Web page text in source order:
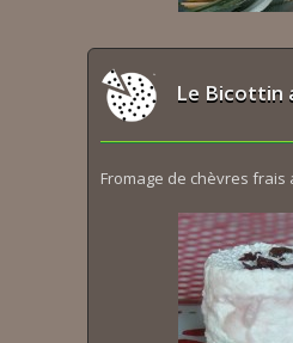
Le Bicottin
Fromage de chèvres frais